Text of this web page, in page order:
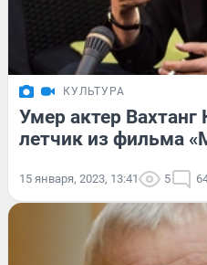
КУЛЬТУРА
Умер актер
летчик из фильма
15 января, 2023, 13:41 5